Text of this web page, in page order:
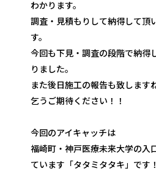
わかります。
調査・見積もりして納得して頂
す。
今回も下見・調査の段階で納得
りました。
また後日施工の報告も致します
乞うご期待ください！！
今回のアイキャッチは
福崎町・神戸医療未来大学の入
ています「タタミタタキ」です！